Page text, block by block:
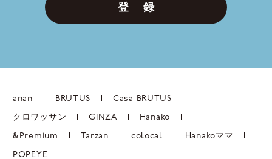
登 録
anan BRUTUS Casa BRUTUS
クロワッサン GINZA Hanako
&Premium Tarzan colocal Hanakoママ
POPEYE